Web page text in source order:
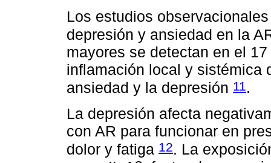
Los estudios
depresión y ansiedad en la
mayores se detectan en el
inflamación local y sistémica
ansiedad y la depresión 11 .
La depresión afecta
con AR para funcionar en
dolor y fatiga 12. La